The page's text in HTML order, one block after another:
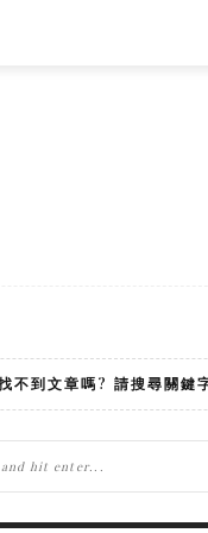
不到文章嗎? 請搜尋關鍵